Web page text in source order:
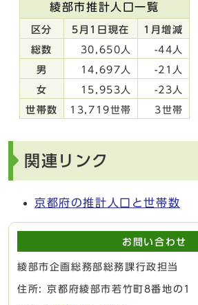
綾部市推計人口一覧
区分 5月1日現在 1月増減
総数 30,650人 -44人
男 14,697人 -21人
女 15,953人 -23人
世帯数 13,719世帯 3世帯
関連リンク
京都府の推計人口と世帯数
お問い合わせ
綾部市企画総務部総務課行政担当
住所: 京都府綾部市若竹町8番地の1